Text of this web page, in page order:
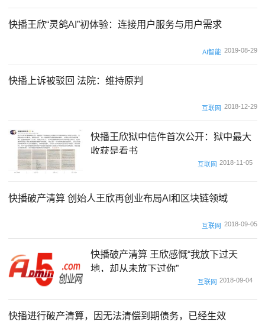
快播王欣“灵鸽AI”初体验：连接用户服务与用户需求
AI智能 2019-08-29
快播上诉被驳回 法院：维持原判
互联网 2018-12-29
快播王欣狱中信件首次公开：狱中最大
收获是看书
互联网 2018-11-05
快播破产清算 创始人王欣再创业布局AI和区块链领域
互联网 2018-09-05
快播破产清算 王欣感慨“我放下过天
地，却从未放下过你”
互联网 2018-09-04
快播进行破产清算，因无法清偿到期债务，已经生效